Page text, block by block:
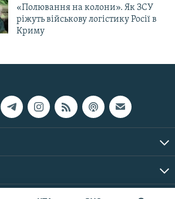
«Полювання на колони». Як ЗСУ
ріжуть військову логістику Росії в
Криму